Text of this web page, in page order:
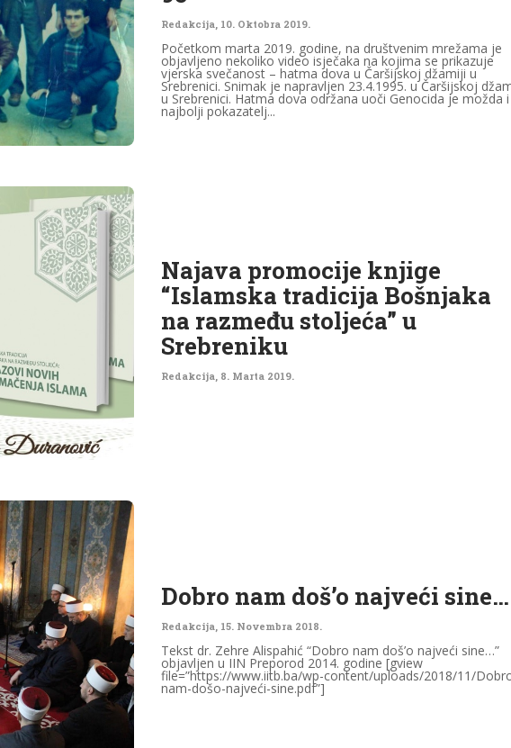
Redakcija, 10. Oktobra 2019.
Početkom marta 2019. godine, na društvenim mrežama je
objavljeno nekoliko video isječaka na kojima se prikazuje
vjerska svečanost – hatma dova u Čaršijskoj džamiji u
Srebrenici. Snimak je napravljen 23.4.1995. u Čaršijskoj
u Srebrenici. Hatma dova održana uoči Genocida je možda i
najbolji pokazatelj...
Najava promocije knjige
“Islamska tradicija Bošnjaka
na razmeđu stoljeća” u
Srebreniku
Redakcija 8. Marta 2019.
Dobro nam doš’o najveći sine…
Redakcija, 15. Novembra 2018.
Tekst dr. Zehre Alispahić “Dobro nam doš’o najveći sine…”
objavljen u IIN Preporod 2014. godine [gview
file=”https://www.iitb.ba/wp-content/uploads/2018/11/
nam-došo-najveći-sine.pdf”]